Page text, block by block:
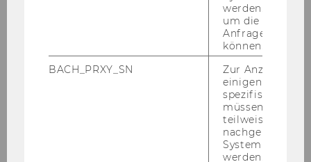
Mitteilungsblatt vom 5. Juni 2013, 35. Stück
Mitteilungsblatt vom 12. Juni 2013, 36.
Mitteilungsblatt vom 13. Juni 2013, 37. Stück
werden.
um die Antwort
Anfrage
können.
BACH_PRXY_SN
Zur Anzeige von
einigen WU-
spezifischen
müssen
teilweise von
nachgelagerten
System
werden.